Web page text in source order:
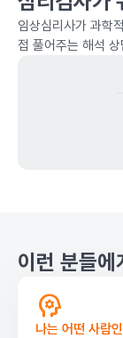
임상심리사가 과학
접 풀어주는 해석
이런 분들
psychology
나는 어떤 사람